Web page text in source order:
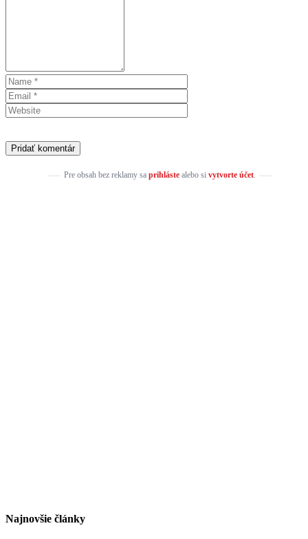
Pre obsah bez reklamy sa prihlástealebo si vytvorte účet.
Najnovšie články